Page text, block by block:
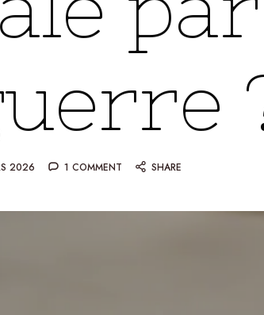
2026 1 COMMENT SHARE